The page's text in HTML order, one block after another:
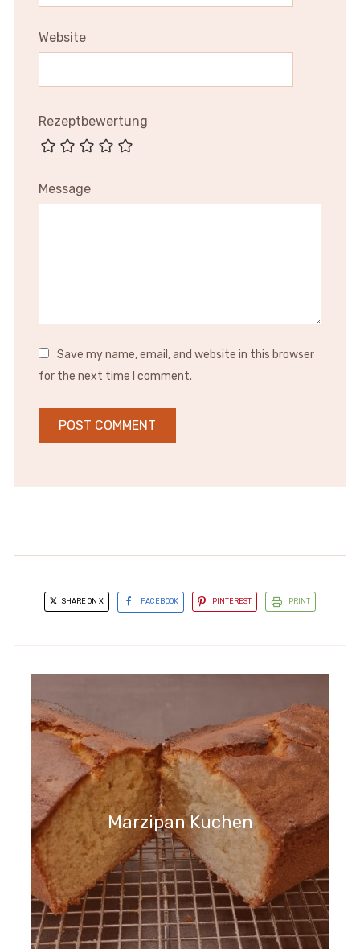
Website
Rezeptbewertung
Message
Save my name, email, and website in this browser
for the next time I comment.
SHARE ON X FACEBOOK PINTEREST PRINT
Marzipan Kuchen